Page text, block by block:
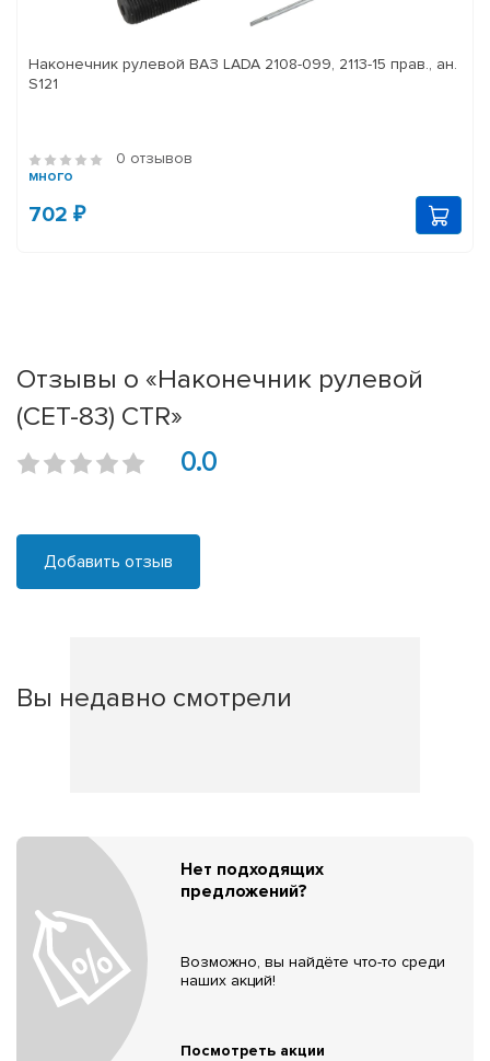
Наконечник рулевой ВАЗ LADA 2108-099, 2113-15 прав., ан.
S121
0 отзывов
много
702 ₽
Отзывы о «Наконечник рулевой
(CET-83) CTR»
0.0
Добавить отзыв
Вы недавно смотрели
Нет подходящих
предложений?
Возможно, вы найдёте что-то среди
наших акций!
Посмотреть акции